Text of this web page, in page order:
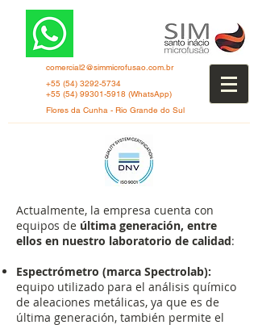
comercial2@simmicrofusao.com.br
+55 (54) 3292-5734
+55 (54) 99301-5918 (WhatsApp)
Flores da Cunha - Rio Grande do Sul
Actualmente, la empresa cuenta con
equipos de última generación, entre
ellos en nuestro laboratorio de calidad:
Espectrómetro (marca Spectrolab):
equipo utilizado para el análisis químico
de aleaciones metálicas, ya que es de
última generación, también permite el